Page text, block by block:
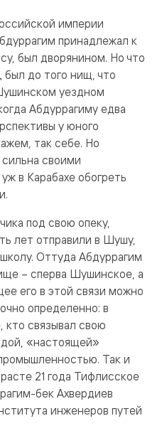
империи
принадлежал к
был дворянином. Но что
был до того нищ, что
уездном
Абдуррагиму едва
у юного
так себе. Но
своими
в Карабахе обогреть
под свою опеку,
лет отправили в Шушу,
Оттуда Абдуррагим
– сперва Шушинское, а
его в этой связи можно
определенно: в
связывал свою
«настоящей»
Так и
21 года Тифлисское
бек Ахвердиев
инженеров путей